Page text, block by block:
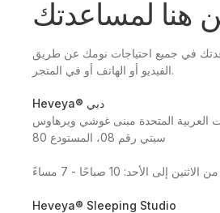
هنا لمساعدتك
في جميع احتياجات نومك عن طريق
الفيديو أو الهاتف أو في المتجر.
Heveya® دبي
3 - دبي - الإمارات العربية المتحدة مبنى غوشي ويرهاوس
سيتي رقم 08، المستودع 80
من الاثنين إلى الأحد: 10 صباحًا - 7 مساءً
Heveya® Sleeping Studio